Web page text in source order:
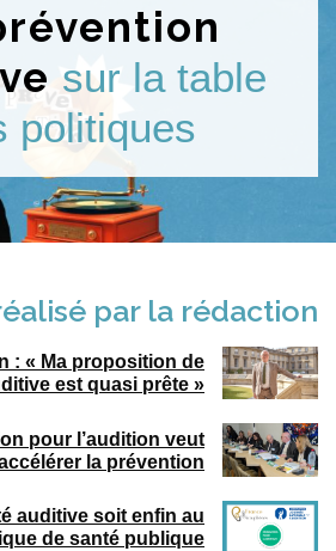
sur la table
politiques
par la rédaction
: « Ma proposition de
est quasi prête »
pour l’audition veut
la prévention
auditive soit enfin au
de santé publique